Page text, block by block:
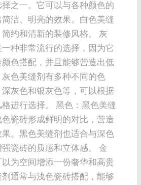
之一。它可以与各种颜色的
洁、明亮的效果。白色美缝
约和清新的装修风格。 灰
种非常流行的选择，因为它
色搭配，并且能够营造出低
色美缝剂有多种不同的色
灰色和银灰色等，可以根据
进行选择。 黑色：黑色美缝
瓷砖形成鲜明的对比，营造
。黑色美缝剂也适合与深色
瓷砖的质感和立体感。 金
为空间增添一份奢华和高贵
通常与浅色瓷砖搭配，能够